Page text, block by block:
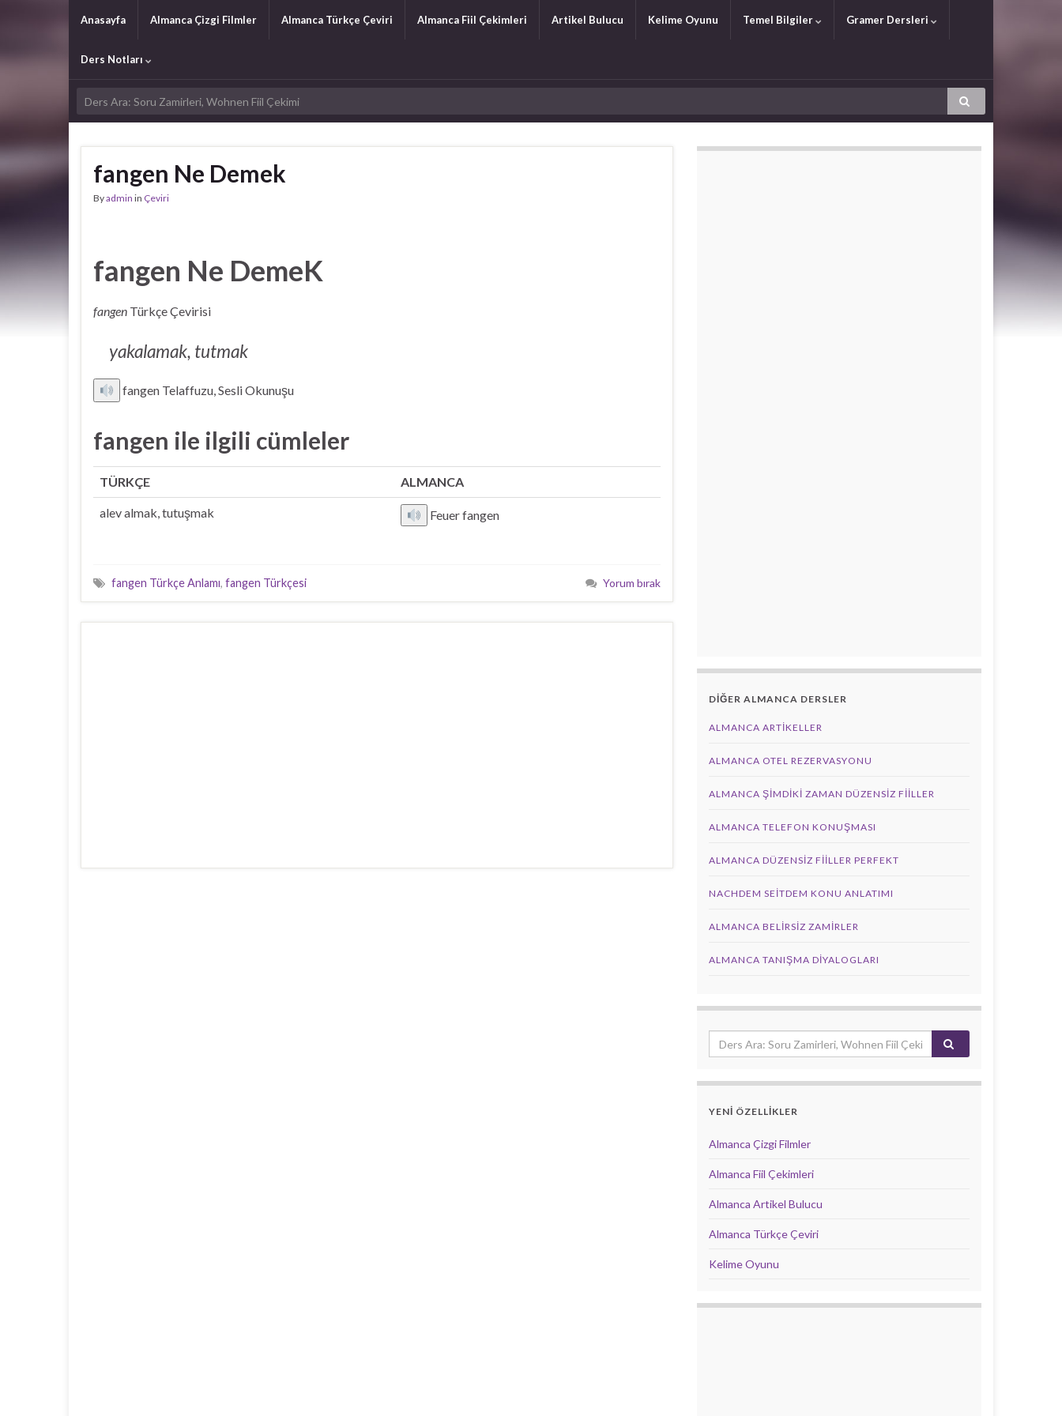
Anasayfa Almanca Çizgi Filmler Almanca Türkçe Çeviri Almanca Fiil Çekimleri Artikel Bulucu Kelime Oyunu Temel Bilgiler Gramer Dersleri
Ders Notları
fangen Ne Demek
Byadmin in Çeviri
fangen Ne DemeK
fangen Türkçe Çevirisi
yakalamak, tutmak
fangen Telaffuzu, Sesli Okunuşu
fangen ile ilgili cümleler
TÜRKÇE ALMANCA
alev almak, tutuşmak Feuer fangen
fangen Türkçe Anlamı, fangen Türkçesi Yorum bırak
DİĞER ALMANCA DERSLER
ALMANCA ARTIKELLER
ALMANCA OTEL REZERVASYONU
ALMANCA ŞIMDIKI ZAMAN DÜZENSIZ FIILLER
ALMANCA TELEFON KONUŞMASI
ALMANCA DÜZENSIZ FIILLER PERFEKT
NACHDEM SEITDEM KONU ANLATIMI
ALMANCA BELIRSIZ ZAMIRLER
ALMANCA TANIŞMA DIYALOGLARI
YENİ ÖZELLİKLER
Almanca Çizgi Filmler
Almanca Fiil Çekimleri
Almanca Artikel Bulucu
Almanca Türkçe Çeviri
Kelime Oyunu